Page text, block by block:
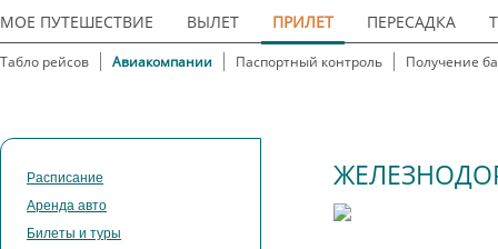
МОЕ ПУТЕШЕСТВИЕ ВЫЛЕТ ПРИЛЕТ ПЕРЕСАДКА
Табло рейсов Авиакомпании Паспортный контроль Получение
Расписание
Аренда авто
Билеты и туры